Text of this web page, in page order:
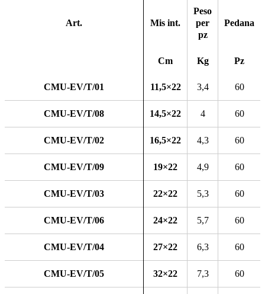
Art. Mis int.
Peso
per
pz
Pedana
Cm Kg Pz
CMU-EV/T/01 11,5×22 3,4 60
CMU-EV/T/08 14,5×22 4 60
CMU-EV/T/02 16,5×22 4,3 60
CMU-EV/T/09 19×22 4,9 60
CMU-EV/T/03 22×22 5,3 60
CMU-EV/T/06 24×22 5,7 60
CMU-EV/T/04 27×22 6,3 60
CMU-EV/T/05 32×22 7,3 60